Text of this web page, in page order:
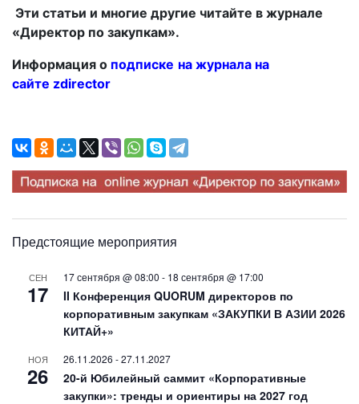
Эти статьи и многие другие читайте в журнале
«Директор по закупкам».
Информация о подписке на журнала на
сайте zdirector
Предстоящие мероприятия
СЕН
17
17 сентября @ 08:00 - 18 сентября @ 17:00
II Конференция QUORUM директоров по
корпоративным закупкам «ЗАКУПКИ В АЗИИ 2026
КИТАЙ+»
НОЯ
26
26.11.2026 -27.11.2027
20-й Юбилейный саммит «Корпоративные
закупки»: тренды и ориентиры на 2027 год